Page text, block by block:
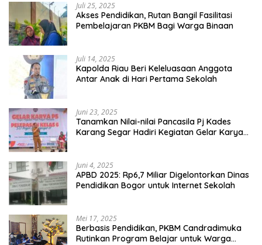
Juli 25, 2025
Akses Pendidikan, Rutan Bangil Fasilitasi
Pembelajaran PKBM Bagi Warga Binaan
Juli 14, 2025
Kapolda Riau Beri Keleluasaan Anggota
Antar Anak di Hari Pertama Sekolah
Juni 23, 2025
Tanamkan Nilai-nilai Pancasila Pj Kades
Karang Segar Hadiri Kegiatan Gelar Karya
Juni 4, 2025
APBD 2025: Rp6,7 Miliar Digelontorkan Dinas
Pendidikan Bogor untuk Internet Sekolah
Mei 17, 2025
Berbasis Pendidikan, PKBM Candradimuka
Rutinkan Program Belajar untuk Warga